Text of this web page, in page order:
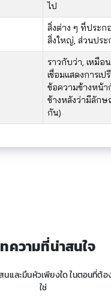
ไป
สิ่งต่าง ๆ ที่ประก
สิ่งใหญ่, ส่วนประ
ราวกับว่า, เหมือ
เชื่อมแสดงการเป
ข้อความข้างหน้
ข้างหลังว่ามีลักษ
กัน)​
ความที่น่าสนใจ
นและมึนหัวเพียงใด ในตอนที่
ใช่